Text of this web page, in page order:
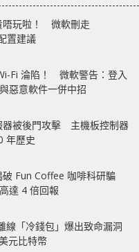
唔玩啦！ 微軟刪走
置建議
Fi 淪陷！ 微軟警告：登入
惡意軟件一併中招
器被後門攻擊 主機板控制器
年歷史
Fun Coffee 咖啡科研騙
達 4 倍回報
線「冷錢包」爆出致命漏洞
元比特幣